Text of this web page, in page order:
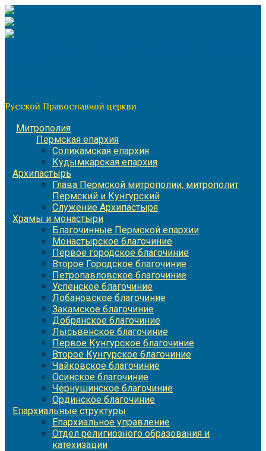
Перейти
к
содержимому
Русской Православной церкви
Митрополия
Пермская епархия
Соликамская епархия
Кудымкарская епархия
Архипастырь
Глава Пермской митрополии, митрополит
Пермский и Кунгурский
Служение Архипастыря
Храмы и монастыри
Благочинные Пермской епархии
Монастырское благочиние
Первое городское благочиние
Второе Городское благочиние
Петропавловское благочиние
Успенское благочиние
Лобановское благочиние
Закамское благочиние
Добрянское благочиние
Лысьвенское благочиние
Первое Кунгурское благочиние
Второе Кунгурское благочиние
Чайковское благочиние
Осинское благочиние
Чернушинское благочиние
Ординское благочиние
Епархиальные структуры
Епархиальное управление
Отдел религиозного образования и
катехизации